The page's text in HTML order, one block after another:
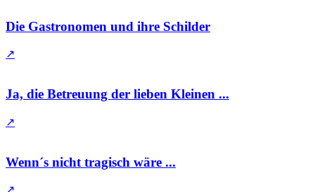
Die Gastronomen und ihre Schilder
↗
Ja, die Betreuung der lieben Kleinen ...
↗
Wenn´s nicht tragisch wäre ...